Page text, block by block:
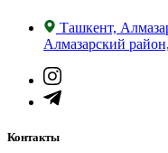
Ташкент,
Алмазарский
Контакты